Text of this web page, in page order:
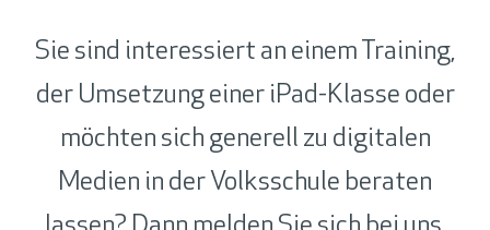
Sie sind interessiert an einem Training,
der Umsetzung einer iPad-Klasse oder
möchten sich generell zu digitalen
Medien in der Volksschule beraten